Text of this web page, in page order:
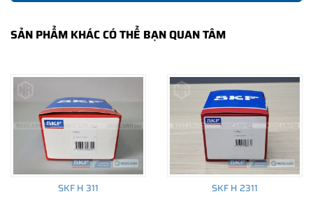
SẢN PHẨM KHÁC CÓ THỂ BẠN QUAN TÂM
SKF H 311 SKF H 2311